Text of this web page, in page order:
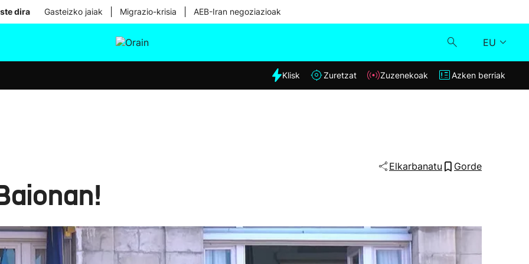
dira Gasteizko jaiak Migrazio-krisia AEB-Iran negoziazioak
EU
Eguraldia
Klisk
Klisk Zuretzat Zuzenekoak Azken berriak
Elkarbanatu Gorde